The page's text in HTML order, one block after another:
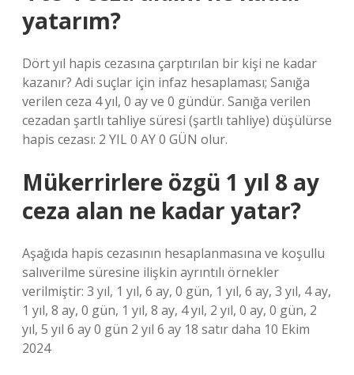
yatarım?
Dört yıl hapis cezasına çarptırılan bir kişi ne kadar
kazanır? Adi suçlar için infaz hesaplaması; Sanığa
verilen ceza 4 yıl, 0 ay ve 0 gündür. Sanığa verilen
cezadan şartlı tahliye süresi (şartlı tahliye) düşülürse
hapis cezası: 2 YIL 0 AY 0 GÜN olur.
Mükerrirlere özgü 1 yıl 8 ay
ceza alan ne kadar yatar?
Aşağıda hapis cezasının hesaplanmasına ve koşullu
salıverilme süresine ilişkin ayrıntılı örnekler
verilmiştir: 3 yıl, 1 yıl, 6 ay, 0 gün, 1 yıl, 6 ay, 3 yıl, 4 ay,
1 yıl, 8 ay, 0 gün, 1 yıl, 8 ay, 4 yıl, 2 yıl, 0 ay, 0 gün, 2
yıl, 5 yıl 6 ay 0 gün 2 yıl 6 ay 18 satır daha 10 Ekim
2024